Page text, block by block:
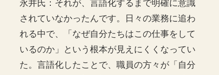
永井氏：それが、言語化するまで明確に意識
されていなかったんです。日々の業務に追わ
れる中で、「なぜ自分たちはこの仕事をして
いるのか」という根本が見えにくくなってい
た。言語化したことで、職員の方々が「自分